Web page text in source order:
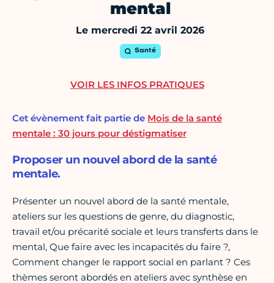
mental
Le mercredi 22 avril 2026
Santé
Cet évènement fait partie de Mois de la santé
mentale : 30 jours pour déstigmatiser
Proposer un nouvel abord de la santé
mentale.
Présenter un nouvel abord de la santé mentale,
ateliers sur les questions de genre, du diagnostic,
travail et/ou précarité sociale et leurs transferts dans le
mental, Que faire avec les incapacités du faire ?,
Comment changer le rapport social en parlant ? Ces
thèmes seront abordés en ateliers avec synthèse en
VOIR LES INFOS PRATIQUES